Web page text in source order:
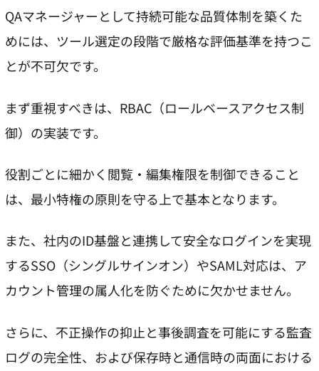
QAマネージャーとして持続可能な品質体制を築くた
めには、ツール選定の段階で厳格な評価基準を持つこ
とが不可欠です。
まず重視すべきは、RBAC（ロールベースアクセス制
御）の実装です。
役割ごとに細かく閲覧・編集権限を制御できること
は、最小特権の原則を守る上で基本となります。
また、社内のID基盤と連携して安全なログインを実現
するSSO（シングルサインオン）やSAML対応は、ア
カウント管理の属人化を防ぐために欠かせません。
さらに、不正操作の抑止と事後調査を可能にする監査
ログの完全性、および保存時と通信時の両面における